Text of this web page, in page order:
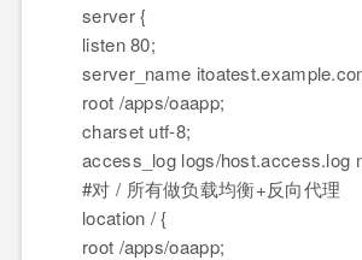
server {
listen 80;
server_name
root /apps/oaapp;
charset utf-8;
access_log logs/host.access.log
#对 / 所有做负载均衡+反向代理
location / {
root /apps/oaapp;